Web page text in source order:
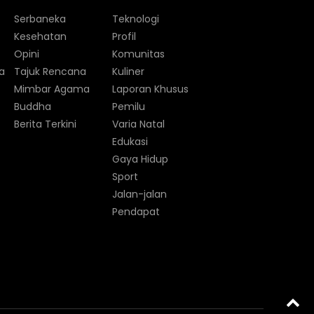
Serbaneka
Kesehatan
Opini
Tajuk Rencana
Mimbar Agama
Buddha
Berita Terkini
Teknologi
Profil
Komunitas
Kuliner
Laporan Khusus
Pemilu
Varia Natal
Edukasi
Gaya Hidup
Sport
Jalan-jalan
Pendapat